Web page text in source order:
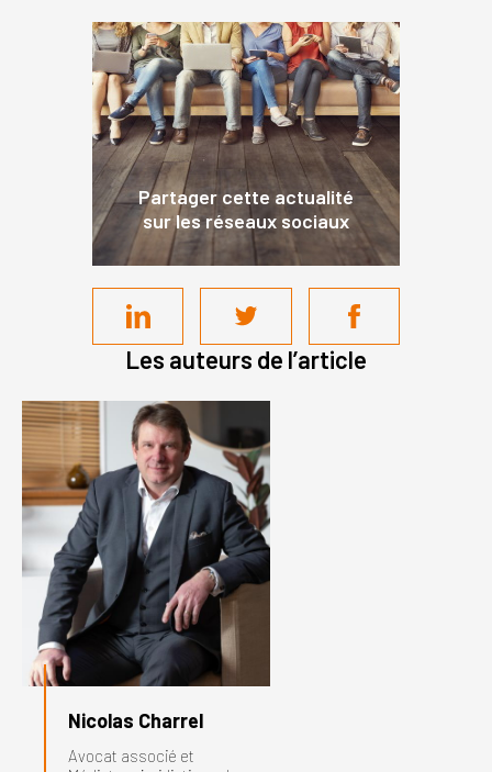
Partager cette actualité
sur les réseaux sociaux
Les auteurs de l’article
Nicolas Charrel
Avocat associé et